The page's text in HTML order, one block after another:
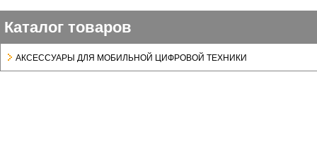
Каталог товаров
АКСЕСCУАРЫ ДЛЯ МОБИЛЬНОЙ ЦИФРОВОЙ ТЕХНИКИ